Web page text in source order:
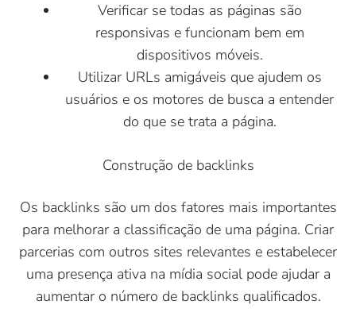
Verificar se todas as páginas são
responsivas e funcionam bem em
dispositivos móveis.
Utilizar URLs amigáveis que ajudem os
usuários e os motores de busca a entender
do que se trata a página.
Construção de backlinks
Os backlinks são um dos fatores mais importantes
para melhorar a classificação de uma página. Criar
parcerias com outros sites relevantes e estabelecer
uma presença ativa na mídia social pode ajudar a
aumentar o número de backlinks qualificados.